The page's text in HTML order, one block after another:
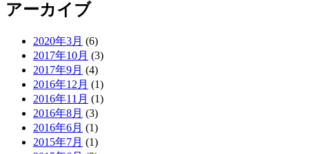
アーカイブ
2020年3月 (6)
2017年10月 (3)
2017年9月 (4)
2016年12月 (1)
2016年11月 (1)
2016年8月 (3)
2016年6月 (1)
2015年7月 (1)